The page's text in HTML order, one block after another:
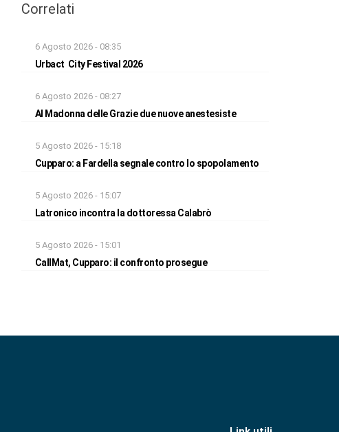
Correlati
6 Agosto 2026 - 08:35
Urbact City Festival 2026
6 Agosto 2026 - 08:27
Al Madonna delle Grazie due nuove anestesiste
5 Agosto 2026 - 15:18
Cupparo: a Fardella segnale contro lo spopolamento
5 Agosto 2026 - 15:07
Latronico incontra la dottoressa Calabrò
5 Agosto 2026 - 15:01
CallMat, Cupparo: il confronto prosegue